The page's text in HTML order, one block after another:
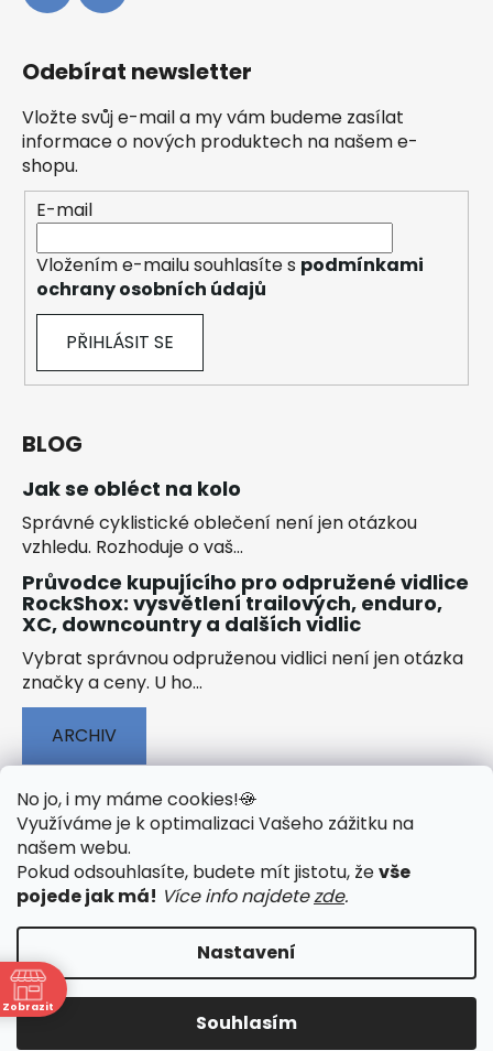
No jo, i my máme cookies!🍪
Využíváme je k optimalizaci Vašeho zážitku na
našem webu.
Pokud odsouhlasíte, budete mít jistotu, ževše
pojede jak má! Více info najdetezde.
Nastavení
Souhlasím
Odebírat newsletter
Vložte svůj e-mail a my vám budeme zasílat
informace o nových produktech na našem e-
shopu.
E-mail
Vložením e-mailu souhlasíte s podmínkami
ochrany osobních údajů
PŘIHLÁSIT SE
BLOG
Jak se obléct na kolo
Správné cyklistické oblečení není jen otázkou
vzhledu. Rozhoduje o vaš...
Průvodce kupujícího pro odpružené vidlice
RockShox: vysvětlení trailových, enduro,
XC, downcountry a dalších vidlic
Vybrat správnou odpruženou vidlici není jen otázka
značky a ceny. U ho...
ARCHIV
🟢 TECHNOLOGIE
🟢 O ELEKTROKOLECH
🟢 NÁVODY KE STAŽENÍ
Vytvořil Shoptet&PekneWeby
JumpSport.cz
Zobrazit